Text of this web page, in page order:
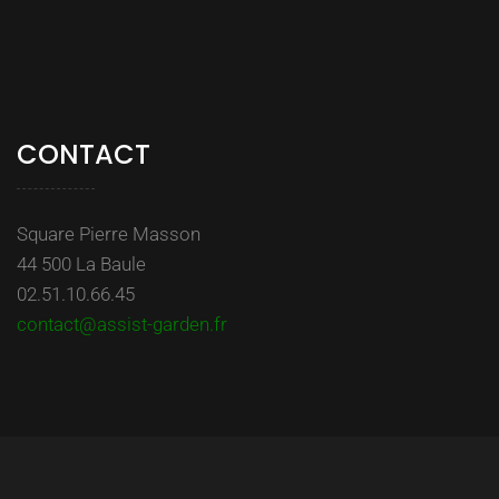
CONTACT
Square Pierre Masson
44 500 La Baule
02.51.10.66.45
contact@assist-garden.fr